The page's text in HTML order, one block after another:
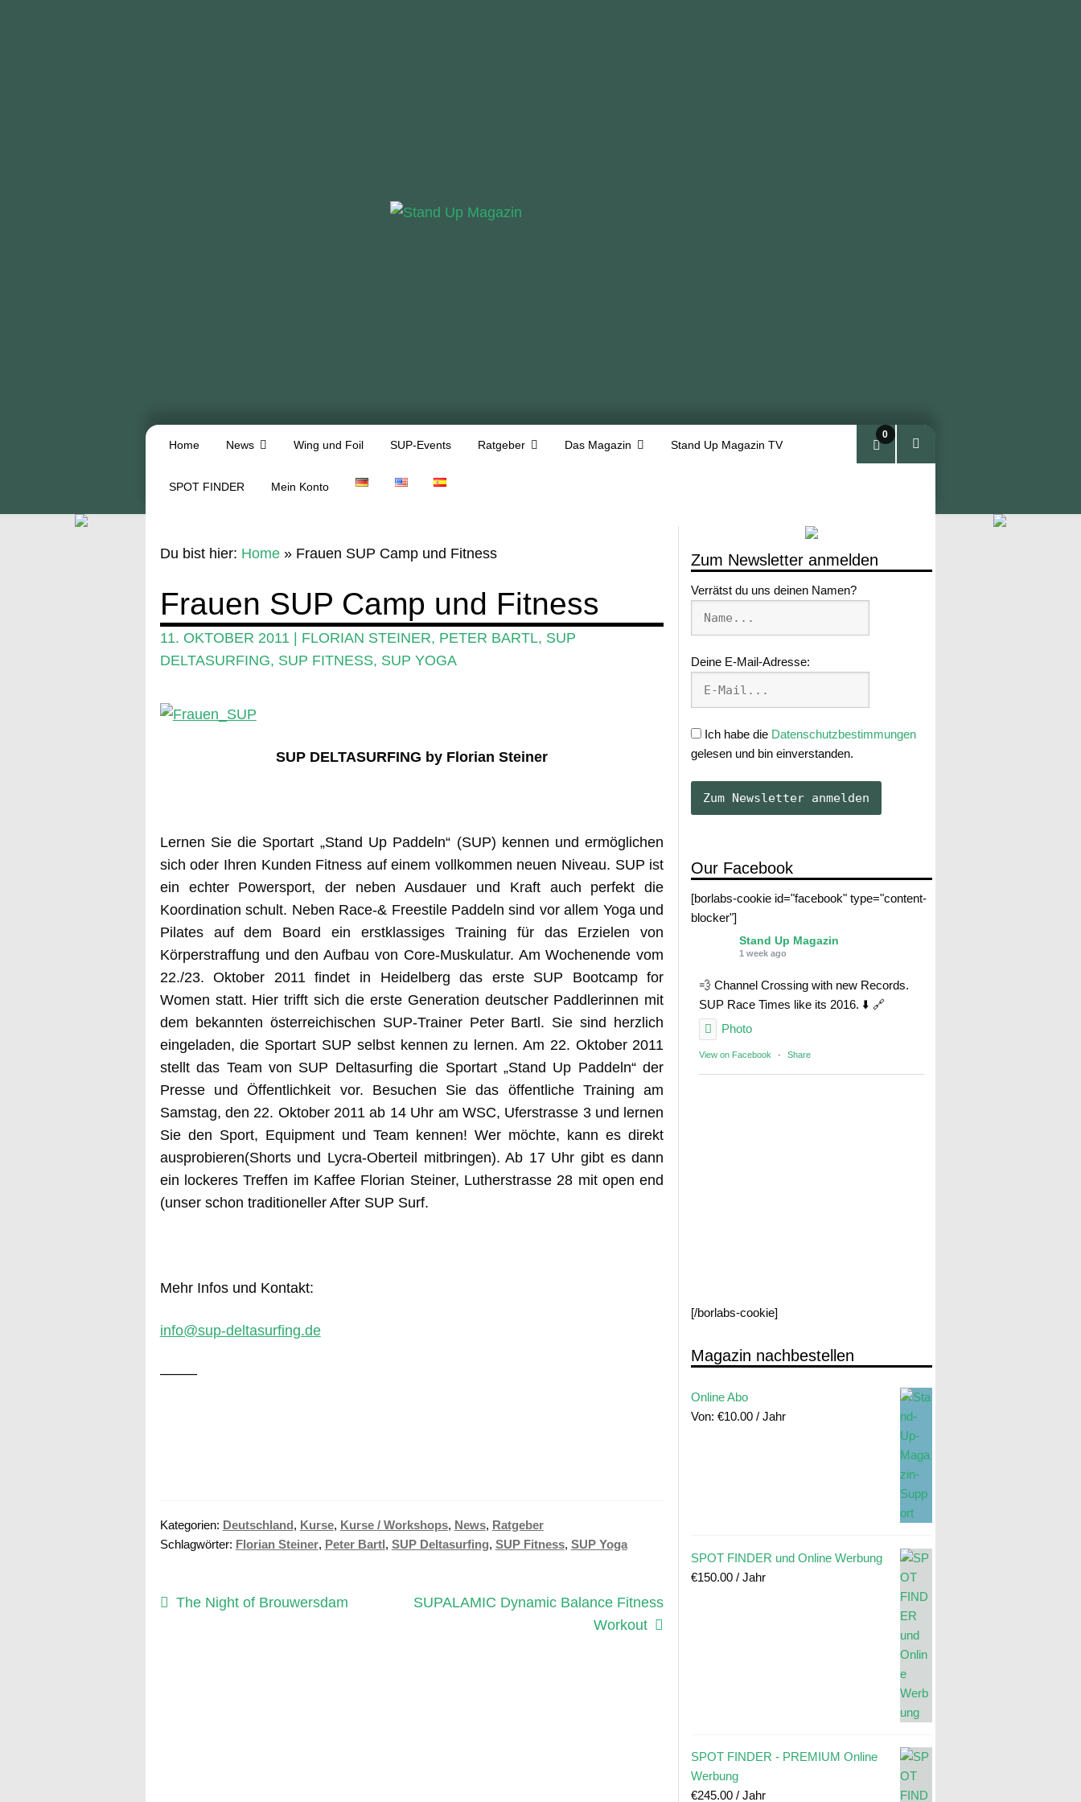
Home News Wing und Foil SUP-Events Ratgeber Das Magazin Stand Up Magazin TV
SPOT FINDER Mein Konto
0
Zum Newsletter anmelden
Verrätst du uns deinen Namen?
Deine E-Mail-Adresse:
Ich habe die Datenschutzbestimmungen
gelesen und bin einverstanden.
Our Facebook
[borlabs-cookie id="facebook" type="content-
blocker"]
Stand Up Magazin
1 week ago
💨 Channel Crossing with new Records.
SUP Race Times like its 2016. ⬇️ 🔗
Photo
View on Facebook · Share
[/borlabs-cookie]
Magazin nachbestellen
Online Abo
Von: €10.00 / Jahr
SPOT FINDER und Online Werbung
€150.00 / Jahr
SPOT FINDER - PREMIUM Online
Werbung
€245.00 / Jahr
Du bist hier: Home» Frauen SUP Camp und Fitness
Frauen SUP Camp und Fitness
11. OKTOBER 2011 | FLORIAN STEINER, PETER BARTL, SUP
DELTASURFING, SUP FITNESS, SUP YOGA
SUP DELTASURFING by Florian Steiner
Lernen Sie die Sportart „Stand Up Paddeln“ (SUP) kennen und ermöglichen
sich oder Ihren Kunden Fitness auf einem vollkommen neuen Niveau. SUP ist
ein echter Powersport, der neben Ausdauer und Kraft auch perfekt die
Koordination schult. Neben Race-& Freestile Paddeln sind vor allem Yoga und
Pilates auf dem Board ein erstklassiges Training für das Erzielen von
Körperstraffung und den Aufbau von Core-Muskulatur. Am Wochenende vom
22./23. Oktober 2011 findet in Heidelberg das erste SUP Bootcamp for
Women statt. Hier trifft sich die erste Generation deutscher Paddlerinnen mit
dem bekannten österreichischen SUP-Trainer Peter Bartl. Sie sind herzlich
eingeladen, die Sportart SUP selbst kennen zu lernen. Am 22. Oktober 2011
stellt das Team von SUP Deltasurfing die Sportart „Stand Up Paddeln“ der
Presse und Öffentlichkeit vor. Besuchen Sie das öffentliche Training am
Samstag, den 22. Oktober 2011 ab 14 Uhr am WSC, Uferstrasse 3 und lernen
Sie den Sport, Equipment und Team kennen! Wer möchte, kann es direkt
ausprobieren(Shorts und Lycra-Oberteil mitbringen). Ab 17 Uhr gibt es dann
ein lockeres Treffen im Kaffee Florian Steiner, Lutherstrasse 28 mit open end
(unser schon traditioneller After SUP Surf.
Mehr Infos und Kontakt:
info@sup-deltasurfing.de
——–
Kategorien: Deutschland, Kurse, Kurse / Workshops, News, Ratgeber
Schlagwörter: Florian Steiner, Peter Bartl, SUP Deltasurfing, SUP Fitness, SUP Yoga
Beitragsnavigation
Vorheriger
The Night of Brouwersdam
Nächster
SUPALAMIC Dynamic Balance Fitness
Workout